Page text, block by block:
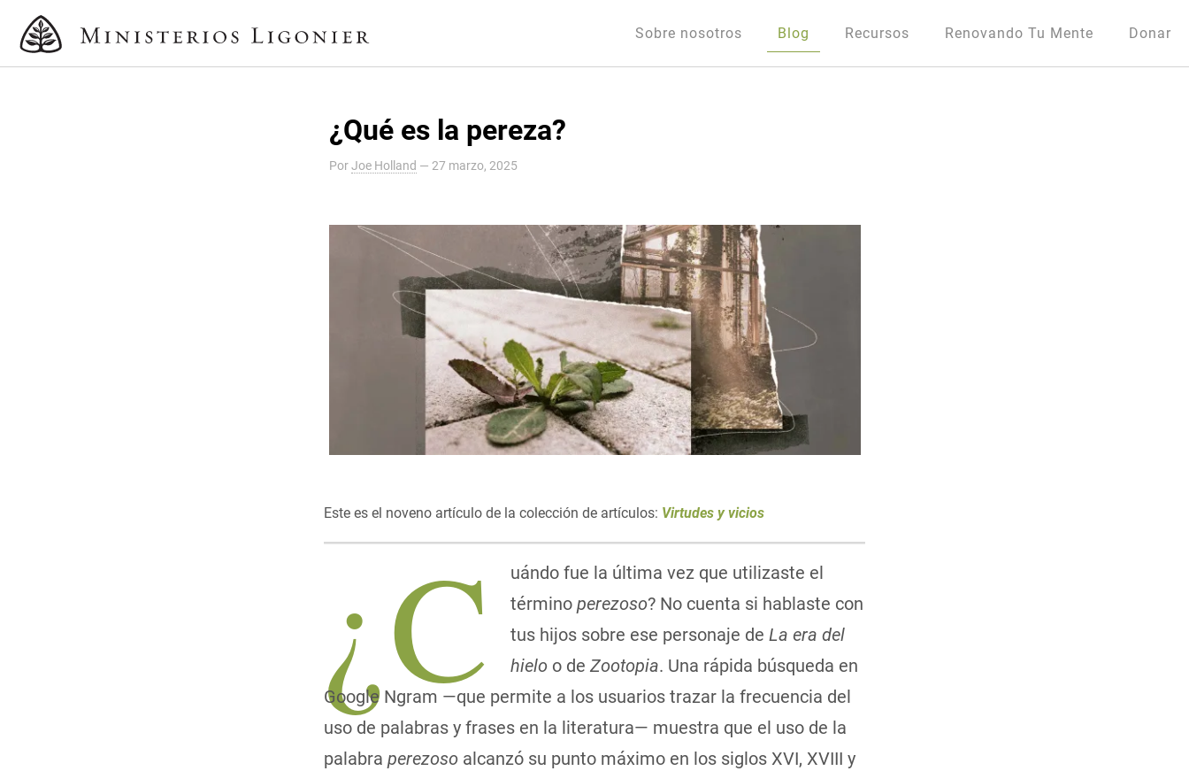
Sobre nosotros Blog Recursos Renovando Tu Mente Donar
¿Qué es la pereza?
Por Joe Holland — 27 marzo, 2025
Este es el noveno artículo de la colección de artículos: Virtudes y vicios
¿C
uándo fue la última vez que utilizaste el
término perezoso? No cuenta si hablaste con
tus hijos sobre ese personaje de La era del
hieloo de Zootopia. Una rápida búsqueda en
Google Ngram —que permite a los usuarios trazar la frecuencia del
uso de palabras y frases en la literatura— muestra que el uso de la
palabra perezosoalcanzó su punto máximo en los siglos XVI, XVIII y